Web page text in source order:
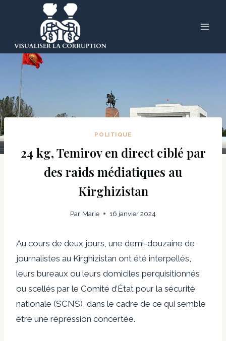
POLITIQUE
24 kg, Temirov en direct ciblé par
des raids médiatiques au
Kirghizistan
Par Marie 16 janvier 2024
Au cours de deux jours, une demi-douzaine de
journalistes au Kirghizistan ont été interpellés,
leurs bureaux ou leurs domiciles perquisitionnés
ou scellés par le Comité d’État pour la sécurité
nationale (SCNS), dans le cadre de ce qui semble
être une répression concertée.